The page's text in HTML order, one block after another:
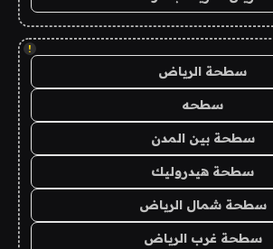
!
سطحة الرياض
سطحه
سطحة بين المدن
سطحة هيدروليك
سطحة شمال الرياض
سطحة غرب الرياض